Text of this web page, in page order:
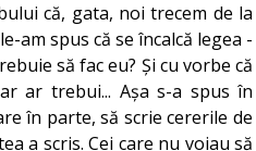
că, gata, noi trecem de la
am spus că se încalcă legea -
să fac eu? Și cu vorbe că
ar trebui... Așa s-a spus în
în parte, să scrie cererile de
a scris. Cei care nu voiau să